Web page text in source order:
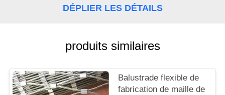
DU
SITE
DÉPLIER LES DÉTAILS
produits similaires
Balustrade flexible de
fabrication de maille de